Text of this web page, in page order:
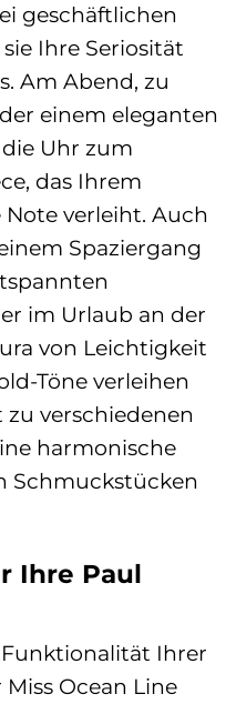
geschäftlichen
Ihre Seriosität
Am Abend, zu
einem eleganten
Uhr zum
das Ihrem
verleiht. Auch
Spaziergang
im Urlaub an der
von Leichtigkeit
Töne verleihen
verschiedenen
harmonische
Schmuckstücken
Ihre Paul
Ihrer
Ocean Line